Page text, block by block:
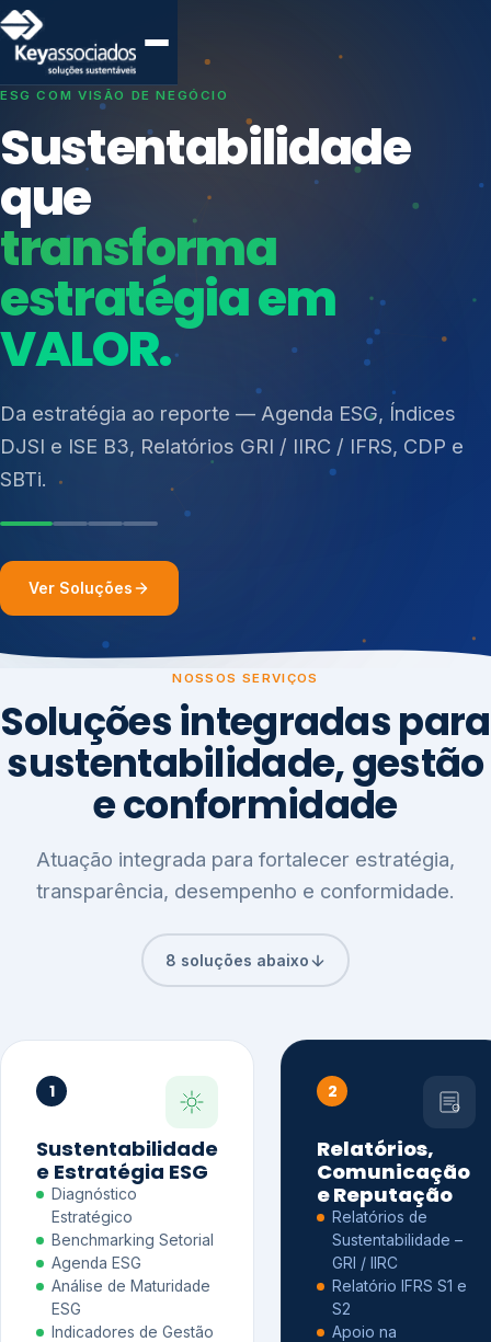
SISTEMAS DE GESTÃO OTIMIZADOS E INTEGRADOS
Conformidade que
protege seu
negócio.
Consultoria, auditoria e treinamentos em ISO 27001,
ISO 27701, ISO 42001, ISO 37001, ISO 9001, ISO
resíduos sólidos (PGRS/PMGRS).
Índices de Mercado
Mudanças Climáticas
Reputação e Cadeia
Reporte Regulatório
Ver Soluções
NOSSOS SERVIÇOS
Soluções integradas para
sustentabilidade, gestão
e conformidade
Atuação integrada para fortalecer estratégia,
transparência, desempenho e conformidade.
8 soluções abaixo
1
Sustentabilidade
e Estratégia ESG
Diagnóstico
Estratégico
Benchmarking Setorial
Agenda ESG
Análise de Maturidade
ESG
Indicadores de Gestão
2
Relatórios,
Comunicação
e Reputação
Relatórios de
Sustentabilidade –
GRI / IIRC
Relatório IFRS S1 e
S2
Apoio na